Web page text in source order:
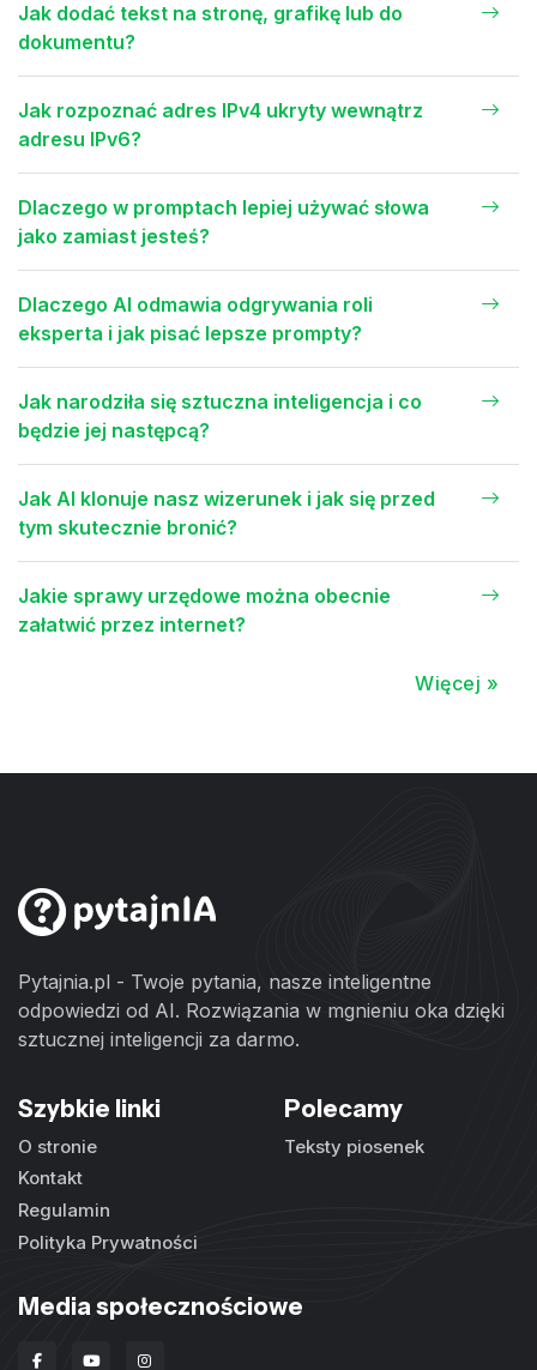
Jak dodać tekst na stronę, grafikę lub do
dokumentu?
Jak rozpoznać adres IPv4 ukryty wewnątrz
adresu IPv6?
Dlaczego w promptach lepiej używać słowa
jako zamiast jesteś?
Dlaczego AI odmawia odgrywania roli
eksperta i jak pisać lepsze prompty?
Jak narodziła się sztuczna inteligencja i co
będzie jej następcą?
Jak AI klonuje nasz wizerunek i jak się przed
tym skutecznie bronić?
Jakie sprawy urzędowe można obecnie
załatwić przez internet?
Więcej »
Pytajnia.pl - Twoje pytania, nasze inteligentne
odpowiedzi od AI. Rozwiązania w mgnieniu oka dzięki
sztucznej inteligencji za darmo.
Szybkie linki
O stronie
Kontakt
Regulamin
Polityka Prywatności
Polecamy
Teksty piosenek
Media społecznościowe